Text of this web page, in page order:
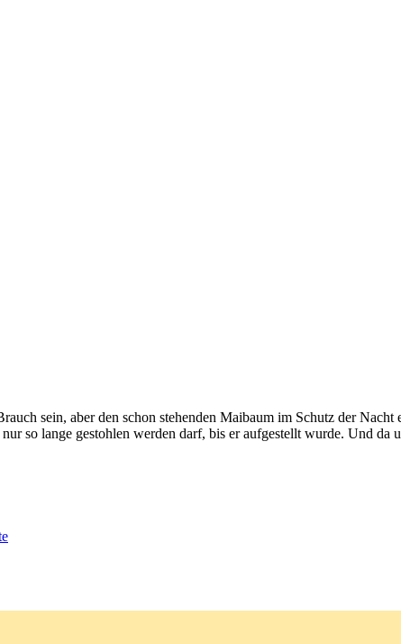
sein, aber den schon stehenden Maibaum im Schutz der
so lange gestohlen werden darf, bis er aufgestellt wurde. Und